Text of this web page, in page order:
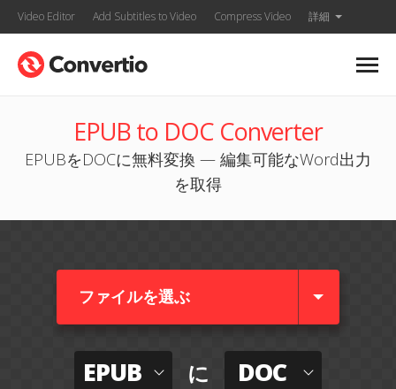
Video Editor Add Subtitles to Video Compress Video 詳細
EPUB to DOC Converter
EPUBをDOCに無料変換 — 編集可能なWord出力
を取得
ファイルを選ぶ
EPUB に DOC